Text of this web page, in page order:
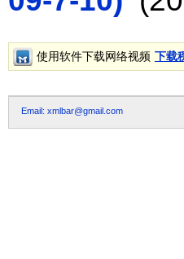
使用软件下载网络视频 下载
Email: xmlbar@gmail.com